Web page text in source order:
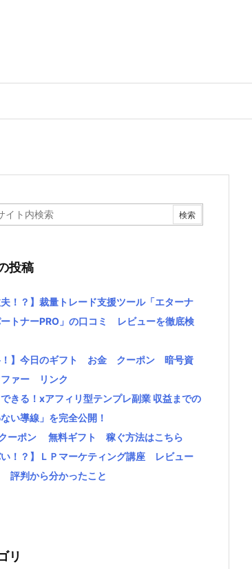
投稿
夫！？】裁量トレード支援ツール「エターナ
トナーPRO」の口コミ レビューを徹底検
！】今日のギフト お金 クーポン 暗号資
ァー リンク
きる！xアフィリ型テンプレ副業 収益までの
ない導線」を完全公開！
ーポン 無料ギフト 稼ぐ方法はこちら
い！？】ＬＰマーケティング講座 レビュー
評判から分かったこと
リ